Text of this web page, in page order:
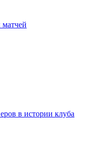
в истории клуба